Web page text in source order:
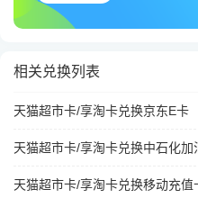
相关兑换列表
天猫超市卡/享淘卡兑换京东E卡
天猫超市卡/享淘卡兑换中石化加
天猫超市卡/享淘卡兑换移动充值